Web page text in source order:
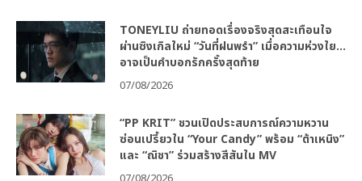
TONEYLIU ถ่ายทอดเรื่องจริงสุดสะเทือนใจ
ผ่านซิงเกิลใหม่ “วันที่ฝนพรำ” เมื่อความห่วงใย…
อาจเป็นคำบอกรักครั้งสุดท้าย
07/08/2026
“PP KRIT” ชวนเปิดประสบการณ์ความหวาน
ซ่อนเปรี้ยวใน “Your Candy” พร้อม “ต้าเหนิง”
และ “ณิชา” ร่วมสร้างสีสันใน MV